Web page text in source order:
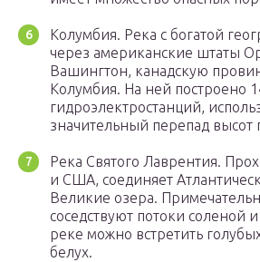
Колумбия. Река с богатой
через американские штаты
Вашингтон, канадскую
Колумбия. На ней построено
гидроэлектростанций,
значительный перепад высот
Река Святого Лаврентия.
и США, соединяет
Великие озера.
соседствуют потоки соленой
реке можно встретить
белух.